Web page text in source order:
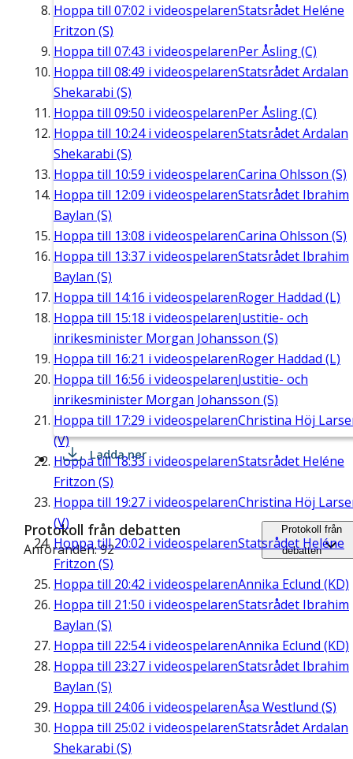
Hoppa till 07:02 i videospelarenStatsrådet Heléne
Fritzon (S)
Hoppa till 07:43 i videospelarenPer Åsling (C)
Hoppa till 08:49 i videospelarenStatsrådet Ardalan
Shekarabi (S)
Hoppa till 09:50 i videospelarenPer Åsling (C)
Hoppa till 10:24i videospelarenStatsrådet Ardalan
Shekarabi (S)
Hoppa till 10:59 i videospelarenCarina Ohlsson (S)
Hoppa till 12:09 i videospelarenStatsrådet Ibrahim
Baylan (S)
Hoppa till 13:08 i videospelarenCarina Ohlsson (S)
Hoppa till 13:37 i videospelarenStatsrådet Ibrahim
Baylan (S)
Hoppa till 14:16 i videospelarenRoger Haddad (L)
Hoppa till 15:18 i videospelarenJustitie- och
inrikesminister Morgan Johansson (S)
Hoppa till 16:21 i videospelarenRoger Haddad (L)
Hoppa till 16:56 i videospelarenJustitie- och
inrikesminister Morgan Johansson (S)
Hoppa till 17:29 i videospelarenChristina Höj
(V)
Hoppa till18:33 i videospelarenStatsrådet Heléne
Fritzon (S)
Hoppa till 19:27 i videospelarenChristina Höj
(V)
Hoppa till20:02 i videospelarenStatsrådet Heléne
Fritzon (S)
Hoppa till 20:42 i videospelarenAnnika Eclund (KD)
Hoppa till 21:50 i videospelarenStatsrådet Ibrahim
Baylan (S)
Hoppa till 22:54i videospelarenAnnika Eclund (KD)
Hoppa till 23:27 i videospelarenStatsrådet Ibrahim
Baylan (S)
Hoppa till 24:06 i videospelarenÅsa Westlund (S)
Hoppa till 25:02 i videospelarenStatsrådet Ardalan
Shekarabi (S)
Ladda ner
Protokoll från debatten
Anföranden: 92
Protokoll från
debatten